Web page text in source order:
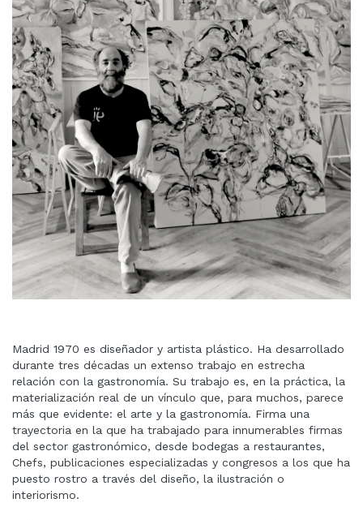
Madrid 1970 es diseñador y artista plástico. Ha desarrollado
durante tres décadas un extenso trabajo en estrecha
relación con la gastronomía. Su trabajo es, en la práctica, la
materialización real de un vínculo que, para muchos, parece
más que evidente: el arte y la gastronomía. Firma una
trayectoria en la que ha trabajado para innumerables firmas
del sector gastronómico, desde bodegas a restaurantes,
Chefs, publicaciones especializadas y congresos a los que ha
puesto rostro a través del diseño, la ilustración o
interiorismo.